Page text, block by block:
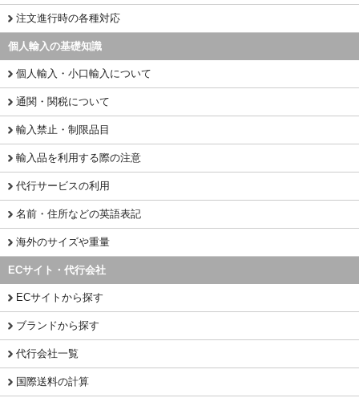
注文進行時の各種対応
個人輸入の基礎知識
個人輸入・小口輸入について
通関・関税について
輸入禁止・制限品目
輸入品を利用する際の注意
代行サービスの利用
名前・住所などの英語表記
海外のサイズや重量
ECサイト・代行会社
ECサイトから探す
ブランドから探す
代行会社一覧
国際送料の計算